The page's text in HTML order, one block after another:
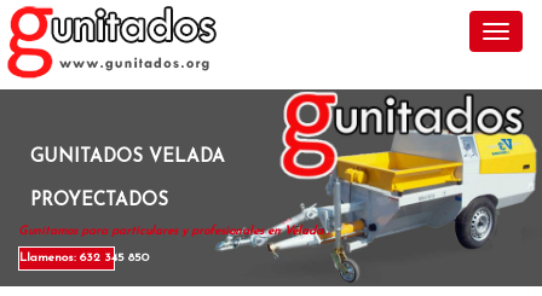
GUNITADOS VELADA
PROYECTADOS
Gunitamos para particulares y profesionales en Velada .
Llamenos: 632 345 850